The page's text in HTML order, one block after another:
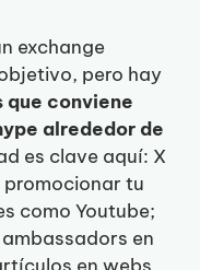
exchange
pero hay
conviene
alrededor de
es clave aquí: X
promocionar tu
como Youtube;
en